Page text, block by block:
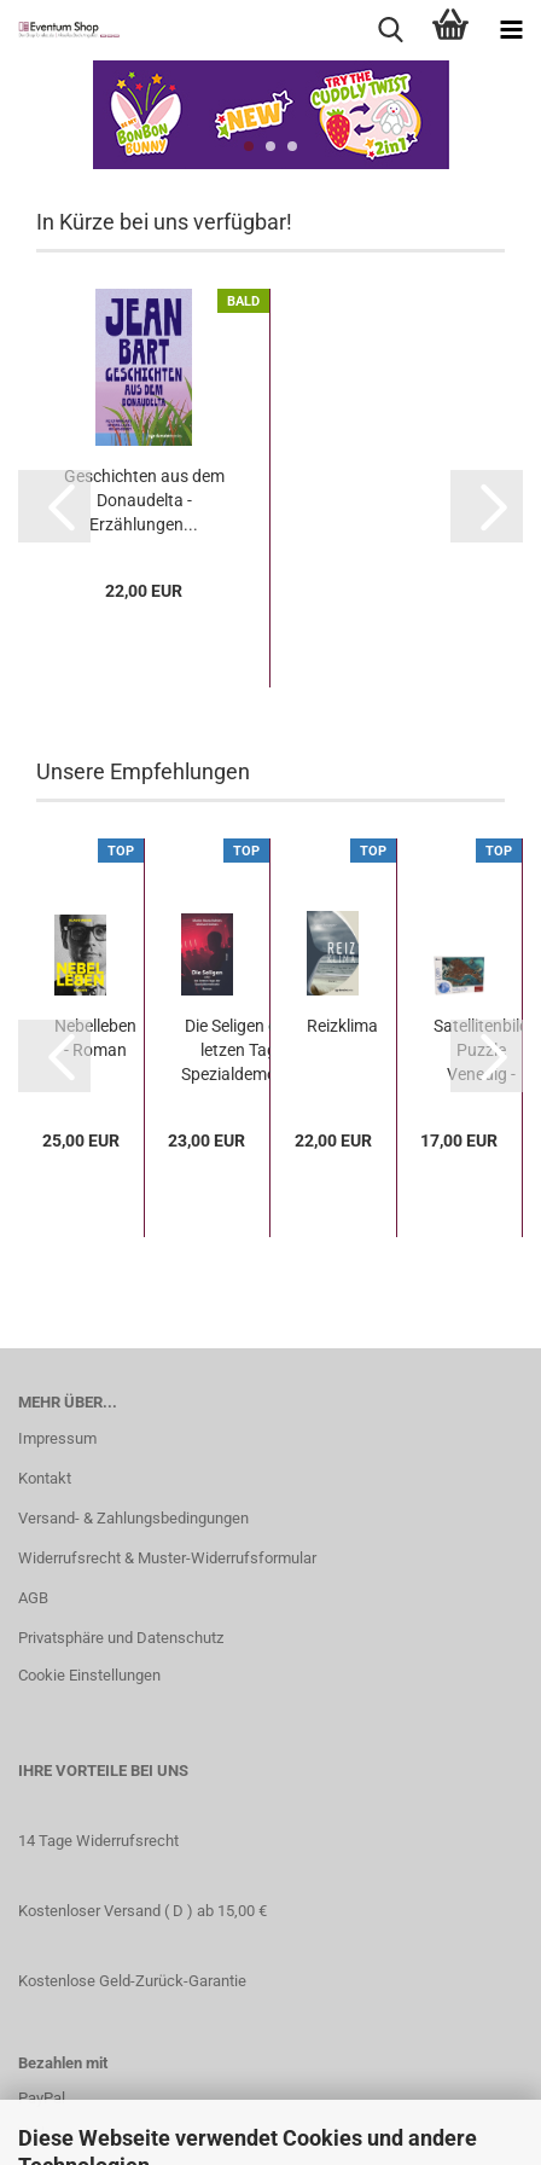
Diese Webseite verwendet Cookies und andere
In Kürze bei uns verfügbar!
BALD
Geschichten aus dem
Donaudelta -
Erzählungen...
22,00 EUR
Unsere Empfehlungen
TOP
Nebelleben
- Roman
25,00 EUR
TOP
Die Seligen oder Die
letzen Tage der
Spezialdemokratie...
23,00 EUR
TOP
Reizklima
22,00 EUR
TOP
Satellitenbild
Puzzle
Venedig -
1000 Teile...
17,00 EUR
MEHR ÜBER...
Impressum
Kontakt
Versand- & Zahlungsbedingungen
Widerrufsrecht & Muster-Widerrufsformular
AGB
Privatsphäre und Datenschutz
Cookie Einstellungen
IHRE VORTEILE BEI UNS
14 Tage Widerrufsrecht
Kostenloser Versand ( D ) ab 15,00 €
Kostenlose Geld-Zurück-Garantie
Bezahlen mit
PayPal
Vorkasse